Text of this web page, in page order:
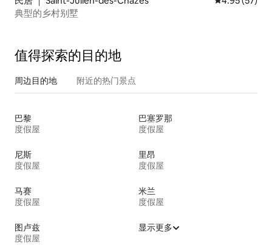
典型的乡村别墅
值得探索的目的地
周边目的地 附近的热门景点
巴黎
度假屋
巴塞罗那
度假屋
尼斯
度假屋
里昂
度假屋
马赛
度假屋
米兰
度假屋
图卢兹
度假屋
显示更多